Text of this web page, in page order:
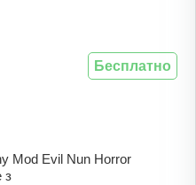
Mod Evil Nun Horror
з
Бесплатно